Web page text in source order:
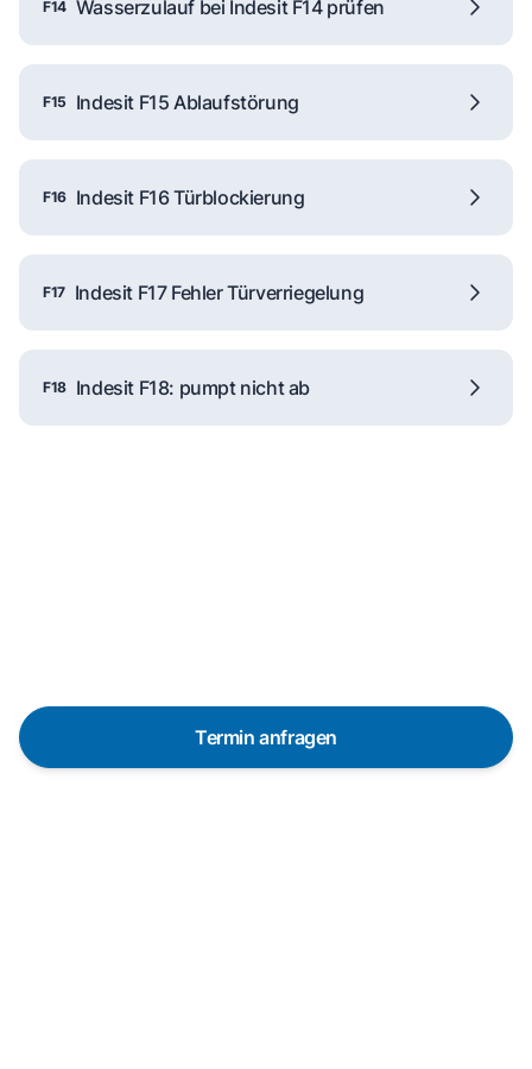
F14 Wasserzulauf bei Indesit F14 prüfen
F15 Indesit F15 Ablaufstörung
F16 Indesit F16 Türblockierung
F17 Indesit F17 Fehler Türverriegelung
F18 Indesit F18: pumpt nicht ab
Termin anfragen